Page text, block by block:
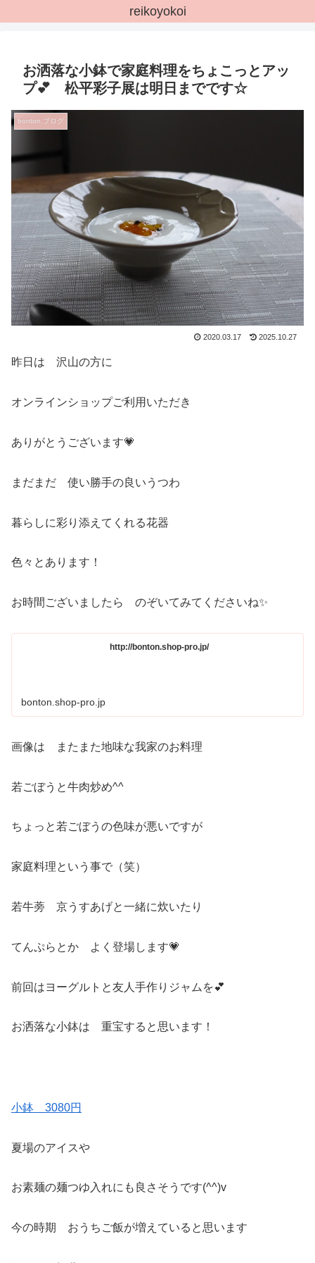
reikoyokoi
お洒落な小鉢で家庭料理をちょこっとアッ
プ💕 松平彩子展は明日までです☆
bonton.ブログ
2020.03.17 2025.10.27
昨日は 沢山の方に
オンラインショップご利用いただき
ありがとうございます💗
まだまだ 使い勝手の良いうつわ
暮らしに彩り添えてくれる花器
色々とあります！
お時間ございましたら のぞいてみてくださいね✨
http://bonton.shop-pro.jp/
bonton.shop-pro.jp
画像は またまた地味な我家のお料理
若ごぼうと牛肉炒め^^
ちょっと若ごぼうの色味が悪いですが
家庭料理という事で（笑）
若牛蒡 京うすあげと一緒に炊いたり
てんぷらとか よく登場します💗
前回はヨーグルトと友人手作りジャムを💕
お洒落な小鉢は 重宝すると思います！
小鉢 3080円
夏場のアイスや
お素麺の麺つゆ入れにも良さそうです(^^)v
今の時期 おうちご飯が増えていると思います